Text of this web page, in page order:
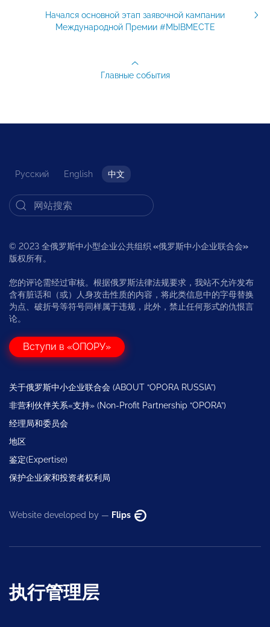
Начался основной этап заявочной кампании
Международной Премии #МЫВМЕСТЕ
Главные события
Русский English 中文
© 2023 全俄罗斯中小型企业公共组织 «俄罗斯中小企业联合会»
版权所有。
您的评论需经过审核。根据俄罗斯法律法规要求，我站不允许发布
含有脏话和（或）人身攻击性质的内容，将此类信息中的字母替换
为点、破折号等符号同样属于违规，此外，禁止任何形式的仇恨言
论。
Вступи в «ОПОРУ»
关于俄罗斯中小企业联合会 (ABOUT “OPORA RUSSIA”)
非营利伙伴关系«支持» (Non-Profit Partnership “OPORA”)
经理局和委员会
地区
鉴定(Expertise)
保护企业家和投资者权利局
Website developed by — Flips
执行管理层